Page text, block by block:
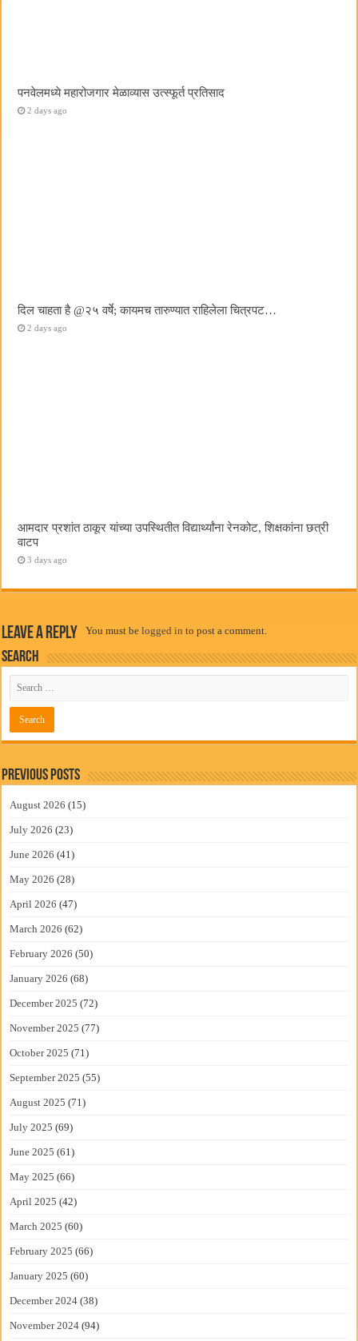
पनवेलमध्ये महारोजगार मेळाव्यास उत्स्फूर्त प्रतिसाद
2 days ago
दिल चाहता है @२५ वर्षे; कायमच तारुण्यात राहिलेला चित्रपट…
2 days ago
आमदार प्रशांत ठाकूर यांच्या उपस्थितीत विद्यार्थ्यांना रेनकोट, शिक्षकांना छत्री
वाटप
3 days ago
Leave a Reply You must belogged in to post a comment.
Search
Previous Posts
August 2026 (15)
July 2026 (23)
June 2026 (41)
May 2026 (28)
April 2026 (47)
March 2026 (62)
February 2026 (50)
January 2026 (68)
December 2025 (72)
November 2025 (77)
October 2025 (71)
September 2025 (55)
August 2025 (71)
July 2025 (69)
June 2025 (61)
May 2025 (66)
April 2025 (42)
March 2025 (60)
February 2025 (66)
January 2025 (60)
December 2024 (38)
November 2024 (94)